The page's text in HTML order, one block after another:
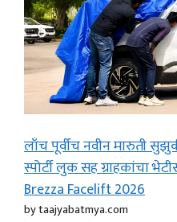
लाँच पूर्वीच नवीन मारुती
स्पोर्टी लुक सह ग्राहकांचा
Brezza Facelift 2026
by taajyabatmya.com